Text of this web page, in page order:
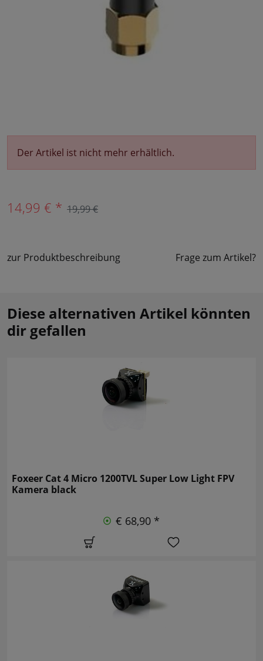
Der Artikel ist nicht mehr erhältlich.
14,99 € * 19,99 €
zur Produktbeschreibung Frage zum Artikel?
Diese alternativen Artikel könnten
dir gefallen
Foxeer Cat 4 Micro 1200TVL Super Low Light FPV
Kamera black
€ 68,90 *